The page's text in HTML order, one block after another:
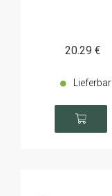
20.29 €
Lieferbar